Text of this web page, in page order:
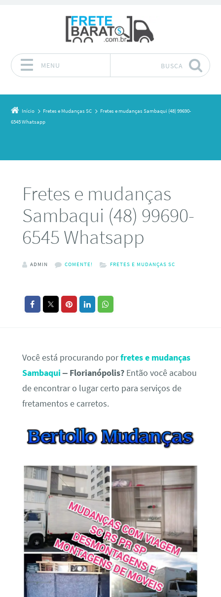
MENU BUSCA
Início Fretes e Mudanças SC
Fretes e mudanças Sambaqui (48) 99690-
6545 Whatsapp
Fretes e mudanças
Sambaqui (48) 99690-
6545 Whatsapp
ADMIN COMENTE! FRETES E MUDANÇAS SC
Você está procurando porfretes e mudanças
Sambaqui– Florianópolis?Então você acabou
de encontrar o lugar certo para serviços de
fretamentos e carretos.